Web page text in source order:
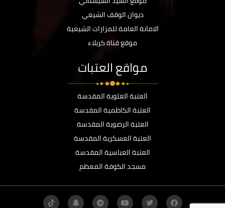
ديوان الوقف الشيعي
الامانة العامة للمزارات الشيعية
موقع قناة كربلاء
مواقع العتبات
العتبة العلوية المقدسة
العتبة الكاظمية المقدسة
العتبة الرضوية المقدسة
العتبة العسكرية المقدسة
العتبة العباسية المقدسة
مسجد الكوفة المعظم